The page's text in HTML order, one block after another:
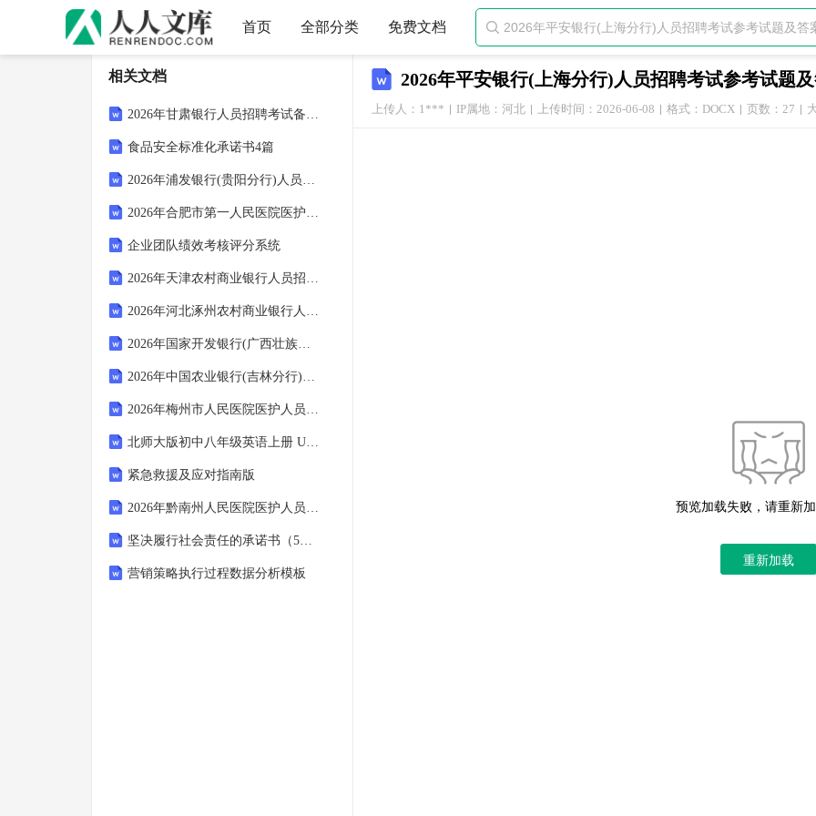
首页 全部分类 免费文档 
2026年平安银行(上海分行)人员招聘考试参考试题
上传人：1*** IP属地：河北 上传时间：2026-06-08 格式：DOCX 页数：27
预览加载失败，请重新
重新加载
相关文档
2026年甘肃银行人员招聘考试备考题库及答案详解
食品安全标准化承诺书4篇
2026年浦发银行(贵阳分行)人员招聘笔试备考试题及答案详解
2026年合肥市第一人民医院医护人员招聘考试备考题库及答案详解
企业团队绩效考核评分系统
2026年天津农村商业银行人员招聘考试备考试题及答案详解
2026年河北涿州农村商业银行人员招聘考试参考题库及答案详解
2026年国家开发银行(广西壮族自治区分行)人员招聘考试参考题库及答案详解
2026年中国农业银行(吉林分行)人员招聘考试参考题库及答案详解
2026年梅州市人民医院医护人员招聘考试备考试题及答案详解
北师大版初中八年级英语上册 Unit 3 Lesson 7 Time to Exercise 同步教案
紧急救援及应对指南版
2026年黔南州人民医院医护人员招聘考试备考题库及答案详解
坚决履行社会责任的承诺书（5篇）
营销策略执行过程数据分析模板